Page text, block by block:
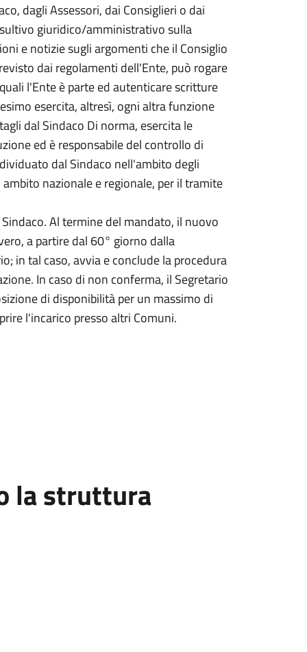
dagli Assessori, dai Consiglieri o dai
giuridico/amministrativo sulla
e notizie sugli argomenti che il Consiglio
dai regolamenti dell'Ente, può rogare
l'Ente è parte ed autenticare scritture
esercita, altresì, ogni altra funzione
dal Sindaco Di norma, esercita le
ed è responsabile del controllo di
dal Sindaco nell'ambito degli
nazionale e regionale, per il tramite
Al termine del mandato, il nuovo
a partire dal 60° giorno dalla
in tal caso, avvia e conclude la procedura
In caso di non conferma, il Segretario
di disponibilità per un massimo di
l'incarico presso altri Comuni.
la struttura